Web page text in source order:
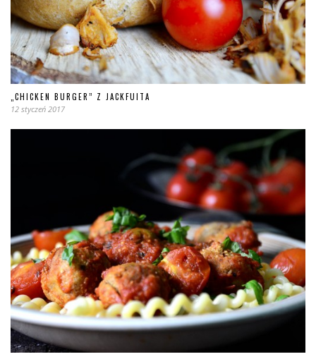
„CHICKEN BURGER” Z JACKFUITA
12 styczeń 2017